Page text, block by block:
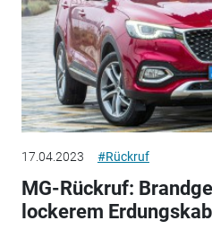
17.04.2023 #Rückruf
MG-Rückruf:
lockerem